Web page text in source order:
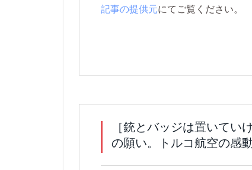
記事の提供元にてご覧ください。
［銃とバッジは置いてい
の願い。トルコ航空の感